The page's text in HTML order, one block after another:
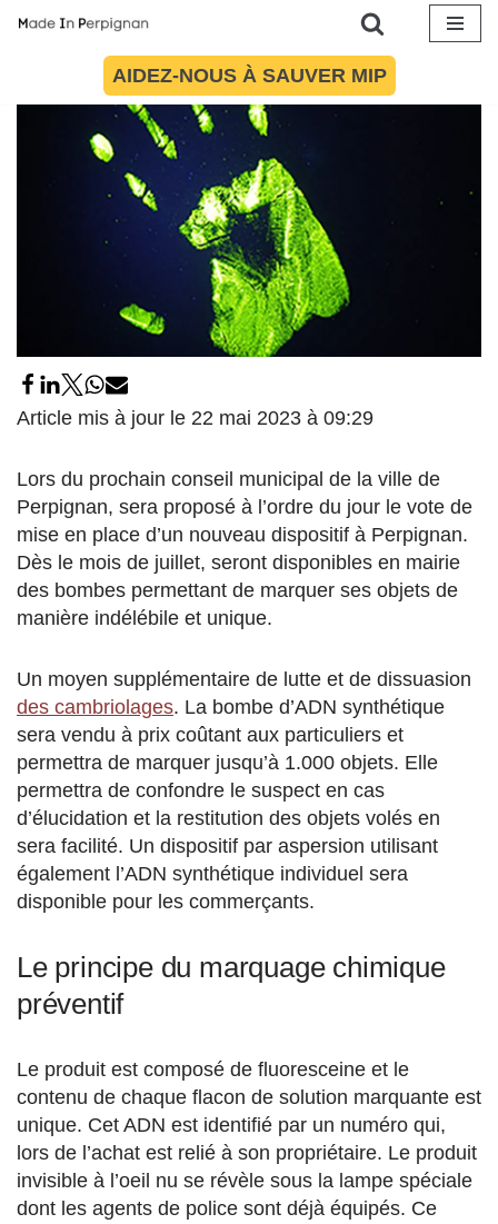
AIDEZ-NOUS À SAUVER MIP
Article mis à jour le 22 mai 2023 à 09:29
Lors du prochain conseil municipal de la ville de
Perpignan, sera proposé à l’ordre du jour le vote de
mise en place d’un nouveau dispositif à Perpignan.
Dès le mois de juillet, seront disponibles en mairie
des bombes permettant de marquer ses objets de
manière indélébile et unique.
Un moyen supplémentaire de lutte et de dissuasion
des cambriolages. La bombe d’ADN synthétique
sera vendu à prix coûtant aux particuliers et
permettra de marquer jusqu’à 1.000 objets. Elle
permettra de confondre le suspect en cas
d’élucidation et la restitution des objets volés en
sera facilité. Un dispositif par aspersion utilisant
également l’ADN synthétique individuel sera
disponible pour les commerçants.
Le principe du marquage chimique
préventif
Le produit est composé de fluoresceine et le
contenu de chaque flacon de solution marquante est
unique. Cet ADN est identifié par un numéro qui,
lors de l’achat est relié à son propriétaire. Le produit
invisible à l’oeil nu se révèle sous la lampe spéciale
dont les agents de police sont déjà équipés. Ce